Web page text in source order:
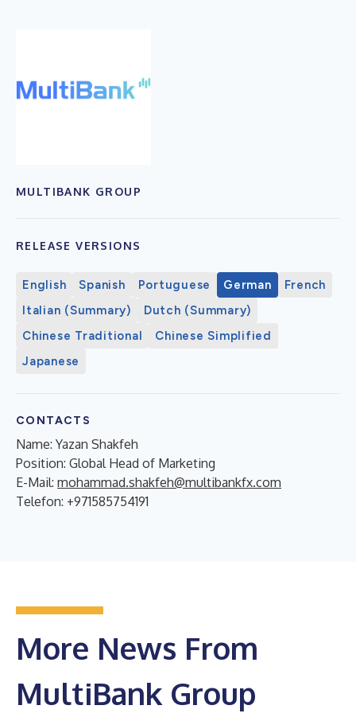
MULTIBANK GROUP
RELEASE VERSIONS
English Spanish Portuguese German
French
Italian (Summary)
Dutch (Summary)
Chinese Traditional
Chinese Simplified
Japanese
CONTACTS
Name: Yazan Shakfeh
Position: Global Head of Marketing
E-Mail: mohammad.shakfeh@multibankfx.com
Telefon: +971585754191
More News From
MultiBank Group